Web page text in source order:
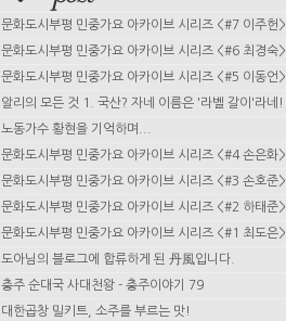
문화도시부평 민중가요 아카이브 시리즈 <#7 이주헌>
문화도시부평 민중가요 아카이브 시리즈 <#6 최경숙>
문화도시부평 민중가요 아카이브 시리즈 <#5 이동언>
알리의 모든 것 1. 국산? 자네 이름은 '라벨 갈이'라네!
노동가수 황현을 기억하며...
문화도시부평 민중가요 아카이브 시리즈 <#4 손은화>
문화도시부평 민중가요 아카이브 시리즈 <#3 손호준>
문화도시부평 민중가요 아카이브 시리즈 <#2 하태준>
문화도시부평 민중가요 아카이브 시리즈 <#1 최도은>
도아님의 블로그에 합류하게 된 丹風입니다.
충주 순대국 사대천왕 - 충주이야기 79
대한곱창 밀키트, 소주를 부르는 맛!